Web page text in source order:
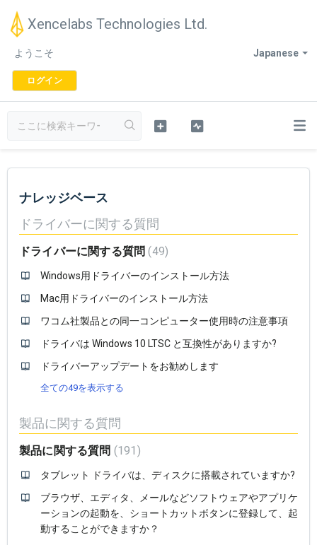
Xencelabs Technologies Ltd.
Japanese
ようこそ
ログイン
ナレッジベース
ドライバーに関する質問
ドライバーに関する質問 49
Windows用ドライバーのインストール方法
Mac用ドライバーのインストール方法
ワコム社製品との同一コンピューター使用時の注意事項
ドライバは Windows 10 LTSC と互換性がありますか?
ドライバーアップデートをお勧めします
全ての49を表示する
製品に関する質問
製品に関する質問 191
タブレット ドライバは、ディスクに搭載されていますか?
ブラウザ、エディタ、メールなどソフトウェアやアプリケ
ーションの起動を、ショートカットボタンに登録して、起
動することができますか？